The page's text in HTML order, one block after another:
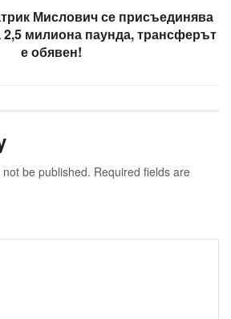
Мислович се присъединява
милиона паунда, трансферът
е обявен!
be published. Required fields are